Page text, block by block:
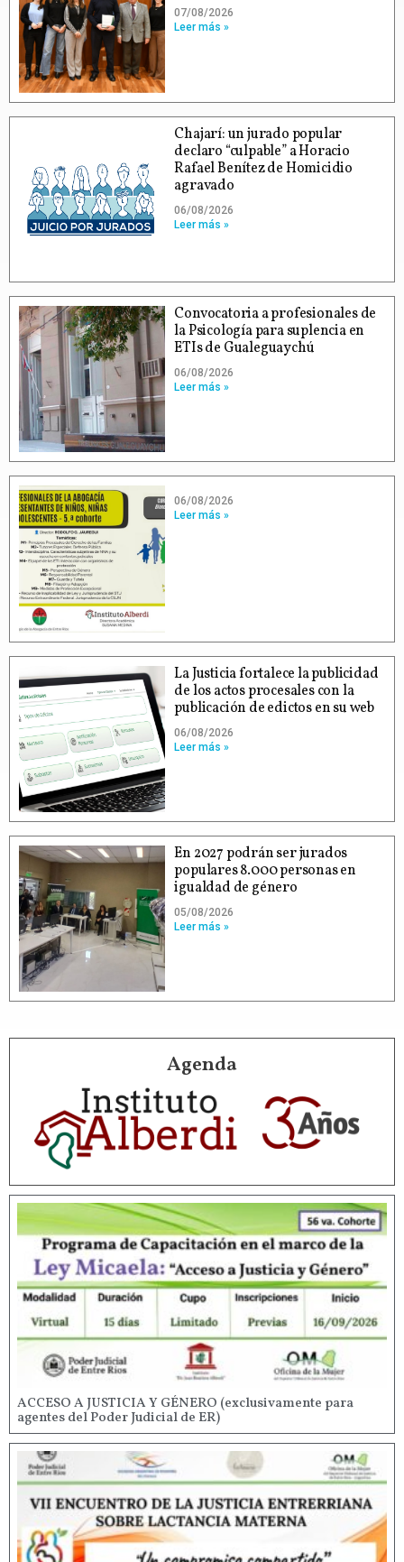
07/08/2026
Leer más »
Chajarí: un jurado popular
declaro “culpable” a Horacio
Rafael Benítez de Homicidio
agravado
06/08/2026
Leer más »
Convocatoria a profesionales de
la Psicología para suplencia en
ETIs de Gualeguaychú
06/08/2026
Leer más »
06/08/2026
Leer más »
La Justicia fortalece la publicidad
de los actos procesales con la
publicación de edictos en su web
06/08/2026
Leer más »
En 2027 podrán ser jurados
populares 8.000 personas en
igualdad de género
05/08/2026
Leer más »
Agenda
ACCESO A JUSTICIA Y GÉNERO (exclusivamente para
agentes del Poder Judicial de ER)